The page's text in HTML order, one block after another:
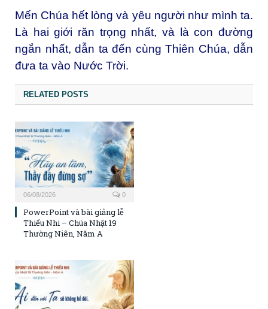
Mến Chúa hết lòng và yêu người như mình ta.
Là hai giới răn trọng nhất, và là con đường
ngắn nhất, dẫn ta đến cùng Thiên Chúa, dẫn
đưa ta vào Nước Trời.
RELATED POSTS
06/08/2026 0
PowerPoint và bài giảng lễ
Thiếu Nhi – Chúa Nhật 19
Thường Niên, Năm A